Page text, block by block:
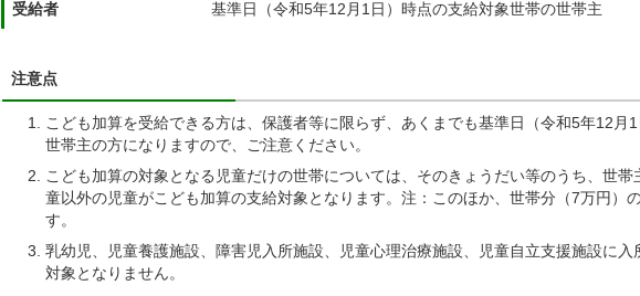
受給者 基準日（令和5年12月1日）時点の支給対象世帯の世帯主
注意点
こども加算を受給できる方は、保護者等に限らず、あくまでも基準日（令和5年12月
世帯主の方になりますので、ご注意ください。
こども加算の対象となる児童だけの世帯については、そのきょうだい等のうち、世帯
童以外の児童がこども加算の支給対象となります。注：このほか、世帯分（7万円）
す。
乳幼児、児童養護施設、障害児入所施設、児童心理治療施設、児童自立支援施設に入
対象となりません。